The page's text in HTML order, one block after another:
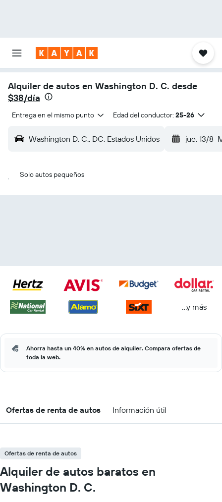
Alquiler de autos en Washington D. C. desde
$38/día
Entrega en el mismo punto Edad del conductor: 25-26
Washington D. C., DC, Estados Unidos jue. 13/8
Solo autos pequeños
...y más
Ahorra hasta un 40% en autos de alquiler. Compara ofertas de
toda la web.
Ofertas de renta de autos Información útil
Ofertas de renta de autos
Alquiler de autos baratos en
Washington D. C.